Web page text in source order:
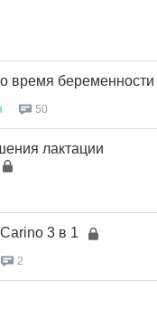
время беременности
50
лактации
3 в 1
2